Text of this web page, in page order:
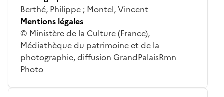
Berthé, Philippe ; Montel, Vincent
Mentions légales
© Ministère de la Culture (France),
Médiathèque du patrimoine et de la
photographie, diffusion GrandPalaisRmn
Photo